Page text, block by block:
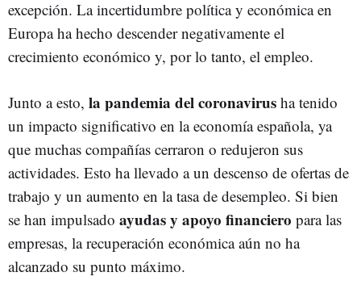
excepción. La incertidumbre política y económica en
Europa ha hecho descender negativamente el
crecimiento económico y, por lo tanto, el empleo.
Junto a esto, la pandemia del coronavirus ha tenido
un impacto significativo en la economía española, ya
que muchas compañías cerraron o redujeron sus
actividades. Esto ha llevado a un descenso de ofertas de
trabajo y un aumento en la tasa de desempleo. Si bien
se han impulsado ayudas y apoyo financiero para las
empresas, la recuperación económica aún no ha
alcanzado su punto máximo.